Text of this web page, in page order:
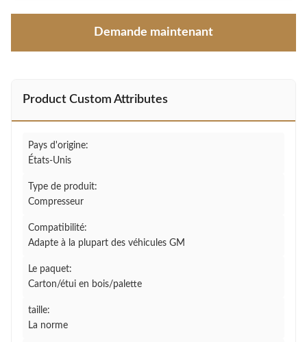
Demande maintenant
Product Custom Attributes
Pays d'origine:
États-Unis
Type de produit:
Compresseur
Compatibilité:
Adapte à la plupart des véhicules GM
Le paquet:
Carton/étui en bois/palette
taille:
La norme